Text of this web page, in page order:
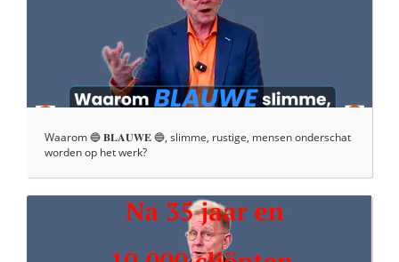
Waarom 🔵 𝐁𝐋𝐀𝐔𝐖𝐄 🔵, slimme, rustige, mensen onderschat
worden op het werk?